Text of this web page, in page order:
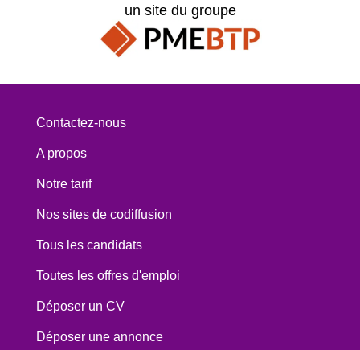
un site du groupe
Contactez-nous
A propos
Notre tarif
Nos sites de codiffusion
Tous les candidats
Toutes les offres d'emploi
Déposer un CV
Déposer une annonce